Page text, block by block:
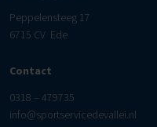
Peppelensteeg 17
6715 CV Ede
Contact
0318 – 479735
info@sportservicedevallei.nl